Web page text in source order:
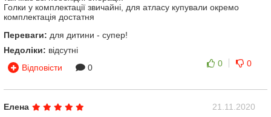
Голки у комплектації звичайні, для атласу купували окремо
комплектація достатня
Переваги: для дитини - супер!
Недоліки: відсутні
Відповісти
0 0 0
Елена
21.11.2020